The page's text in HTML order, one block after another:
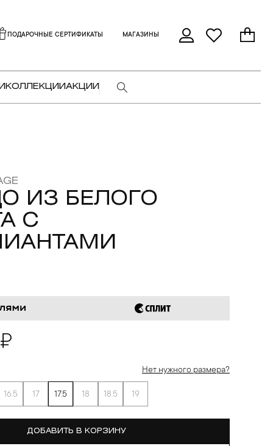
ПОДАРОЧНЫЕ СЕРТИФИКАТЫ МАГАЗИНЫ
КОЛЛЕКЦИИАКЦИИ
ИЗ БЕЛОГО
С
Нет нужного размера?
16.5 17 17.5 18 18.5 19
ДОБАВИТЬ В КОРЗИНУ